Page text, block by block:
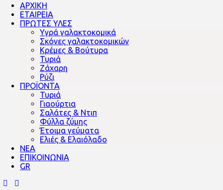
ΑΡΧΙΚΗ
ΕΤΑΙΡΕΙΑ
ΠΡΩΤΕΣ ΥΛΕΣ
Υγρά γαλακτοκομικά
Σκόνες γαλακτοκομικών
Κρέμες & Βούτυρα
Τυριά
Ζάχαρη
Ρύζι
ΠΡΟΪΟΝΤΑ
Τυριά
Γιαούρτια
Σαλάτες & Ντιπ
Φύλλα ζύμης
Έτοιμα γεύματα
Ελιές & Ελαιόλαδο
ΝΕΑ
ΕΠΙΚΟΙΝΩΝΙΑ
GR